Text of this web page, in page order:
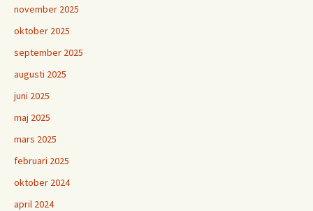
november 2025
oktober 2025
september 2025
augusti 2025
juni 2025
maj 2025
mars 2025
februari 2025
oktober 2024
april 2024